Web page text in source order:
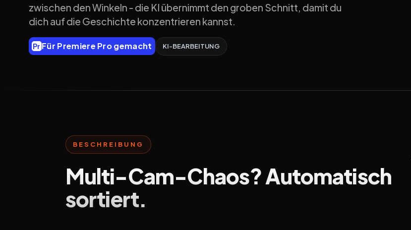
zwischen den Winkeln - die KI übernimmt den groben Schnitt, damit du
dich auf die Geschichte konzentrieren kannst.
Pr Für Premiere Pro gemacht KI-BEARBEITUNG
BESCHREIBUNG
Multi-Cam-Chaos? Automatisch
sortiert.